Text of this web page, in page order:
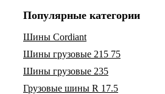
Популярные категории
Шины Cordiant
Шины грузовые 215 75
Шины грузовые 235
Грузовые шины R 17.5